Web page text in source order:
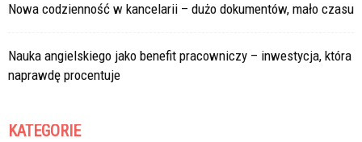
Nowa codzienność w kancelarii – dużo dokumentów, mało czasu
Nauka angielskiego jako benefit pracowniczy – inwestycja, która
naprawdę procentuje
KATEGORIE